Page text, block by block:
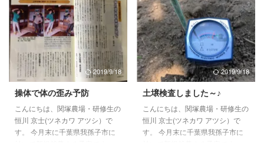
ンケート』についてご報告ができ
ておらず大変申し訳ございませ
ん。 せっかく多数の方からご回
答頂いたにも関わらず、この場を
お借りしてお詫び申し上げます。
実を申しますと、ご回答頂いた方
より指摘を頂きまして。有難いこ
とに、きちんと覚えていて頂いた
こと感謝し、同じことを繰り返さ
ぬよう努めて参りますので、今後
とも、おはよう農園をどうぞよろ
しくお願い致します。 また、ご
資事業といわれる国からの交付金
を頂いてました。 これは、青年
就農希望者（45歳以下）が就農
に向けた研修を、国で認められた
研修機関で行った際、年間最大
150万（最長2年間）の補助が受
けられる制度です。 研修期間中
が家の生活を助けてもらいまし
た。 しかしながら、タダで頂い
ていたわけではなく、研修内容の
報告書の提出が義務付けられ ...
2019/9/18
操体で体の歪み予防
こんにちは、関塚農場・研修生の
恒川 京士(ツネカワ アツシ）で
す。 今月末に千葉県我孫子市に
2019/9/18
土壌検査しました～♪
こんにちは、関塚農場・研修生の
恒川 京士(ツネカワ アツシ）で
す。 今月末に千葉県我孫子市に